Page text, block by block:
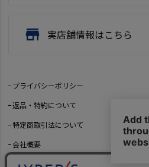
store 実店舗情報はこちら
プライバシーポリシー
返品・特約について
特定商取引法について
会社概要
よくあるご質問